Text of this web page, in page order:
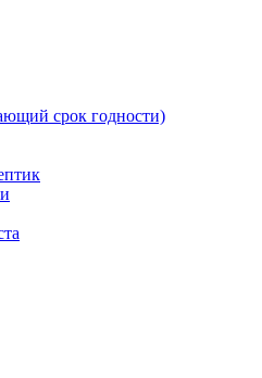
срок годности)